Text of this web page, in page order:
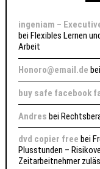
ingeniam –
bei Flexibles Lernen
Arbeit
Honoro@email.de
buy safe facebook
Andres bei
dvd copier free bei
Plusstunden –
Zeitarbeitnehmer